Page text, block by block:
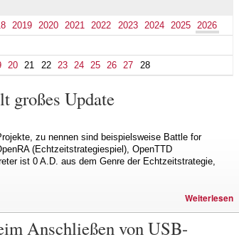
2019 2020 2021 2022 2023 2024 2025
2026
20 21 22 23 24 25 26 27 28
großes Update
zu nennen sind beispielsweise Battle for
(Echtzeitstrategiespiel), OpenTTD
ist 0 A.D. aus dem Genre der Echtzeitstrategie,
Weiterlesen
Anschließen von USB-